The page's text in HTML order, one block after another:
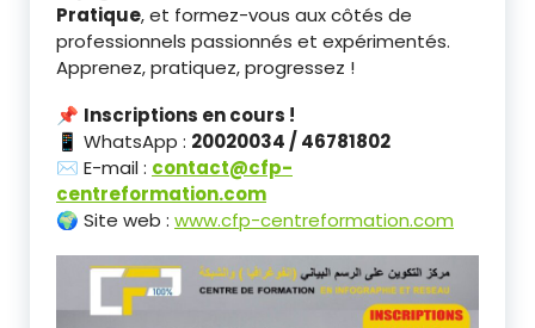
Pratique, et formez-vous aux côtés de
professionnels passionnés et expérimentés.
Apprenez, pratiquez, progressez !
📌 Inscriptions en cours !
📱 WhatsApp : 20020034 / 46781802
✉️ E-mail : contact@cfp-
centreformation.com
🌍 Site web : www.cfp-centreformation.com